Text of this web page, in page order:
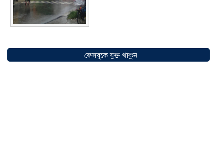
অগ্রযাত্রায় নতুন অধ্যায়, উদ্বোধন হলো ‘শিফা
মোহাম্মদিয়া ফিশারিজ’
০৫ আগস্ট ২০২৬
ফেসবুকে যুক্ত থাকুন